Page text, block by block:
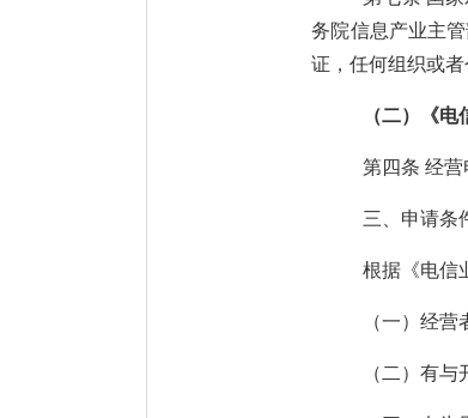
务院信息产业主
证，任何组织或者
（二）《
第四条 经营
三、 申请条
根据《电信
（一）经
（二）有